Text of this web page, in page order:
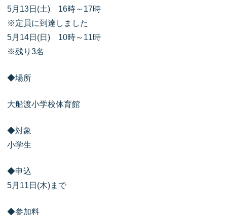
5月13日(土) 16時～17時
※定員に到達しました
5月14日(日) 10時～11時
※残り3名
◆場所
大船渡小学校体育館
◆対象
小学生
◆申込
5月11日(木)まで
◆参加料